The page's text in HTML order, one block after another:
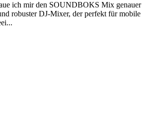
ich mir den SOUNDBOKS Mix genauer
robuster DJ-Mixer, der perfekt für mobile